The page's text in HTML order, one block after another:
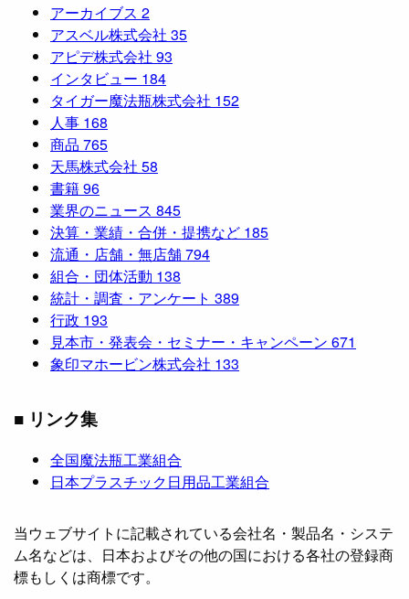
アーカイブス 2
アスベル株式会社 35
アピデ株式会社 93
インタビュー 184
タイガー魔法瓶株式会社 152
人事 168
商品 765
天馬株式会社 58
書籍96
業界のニュース 845
決算・業績・合併・提携など 185
流通・店舗・無店舗794
組合・団体活動 138
統計・調査・アンケート 389
行政 193
見本市・発表会・セミナー・キャンペーン 671
象印マホービン株式会社 133
■ リンク集
全国魔法瓶工業組合
日本プラスチック日用品工業組合
当ウェブサイトに記載されている会社名・製品名・システ
ム名などは、日本およびその他の国における各社の登録商
標もしくは商標です。